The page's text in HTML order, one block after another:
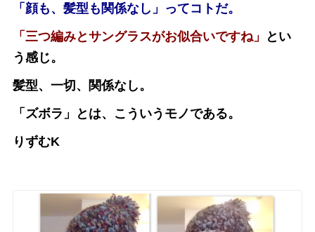
「顔も、髪型も関係なし」ってコトだ。
「三つ編みとサングラスがお似合いですね」
とい
う感じ。
髪型、一切、関係なし。
「ズボラ」とは、こういうモノである。
りずむK